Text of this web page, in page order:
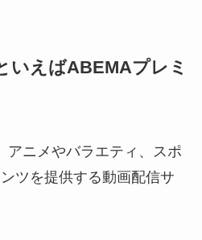
いえばABEMAプレミ
アニメやバラエティ、スポ
ツを提供する動画配信サ